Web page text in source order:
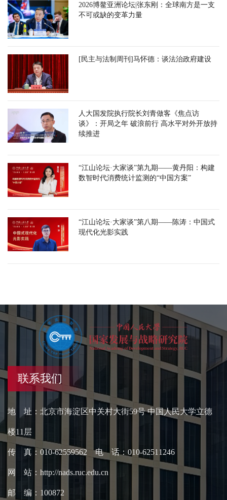
2026博鳌亚洲论坛|张东刚：全球南方是一支
不可或缺的变革力量
[民主与法制周刊]马怀德：谈法治政府建设
人大国发院执行院长刘青做客《焦点访
谈》：开局之年 破浪前行 高水平对外开放持
续推进
“江山论坛·大家谈”第九期——黄丹阳：构建
数智时代消费统计监测的“中国方案”
“江山论坛·大家谈”第八期——陈涛：中国式
现代化光影实践
联系我们
地 址：北京市海淀区中关村大街59号 中国人民大学立德
楼11层
传 真：010-62559562 电 话：010-62511246
网 站：http://nads.ruc.edu.cn
邮 编：100872